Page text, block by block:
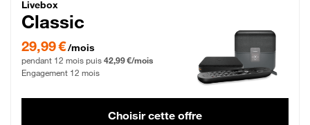
Livebox Classic Fibre
Livebox
Classic
29,99 € par mois pendant 12 mois puis 42,99 € par mois, Engagement 12 mois
29,99 €/mois
pendant 12 mois puis 42,99 €/mois
Engagement 12 mois
Choisir cette offre